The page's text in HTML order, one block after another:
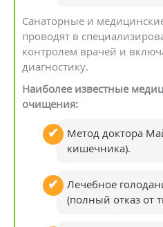
Санаторные и
проводят в
контролем врачей и
диагностику.
Наиболее известные
очищения:
Метод доктора
кишечника).
Лечебное
(полный отказ от